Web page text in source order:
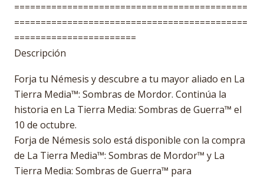
============================================
============================================
=======================
Descripción
Forja tu Némesis y descubre a tu mayor aliado en La
Tierra Media™: Sombras de Mordor. Continúa la
historia en La Tierra Media: Sombras de Guerra™ el
10 de octubre.
Forja de Némesis solo está disponible con la compra
de La Tierra Media™: Sombras de Mordor™ y La
Tierra Media: Sombras de Guerra™ para